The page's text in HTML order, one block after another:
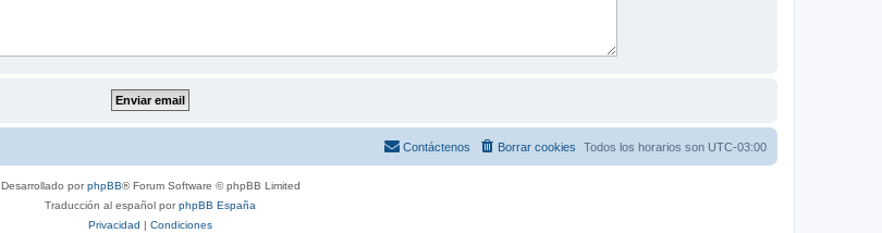
Todos los horarios son UTC-03:00
Borrar cookies
Contáctenos
Desarrollado porphpBB® Forum Software © phpBB Limited
Traducción al español porphpBB España
Privacidad | Condiciones